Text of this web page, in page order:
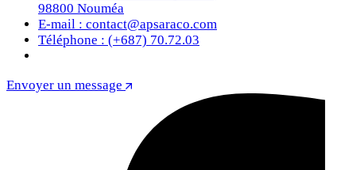
98800 Nouméa
E-mail : contact@apsaraco.com
Téléphone : (+687) 70.72.03
Envoyer un message